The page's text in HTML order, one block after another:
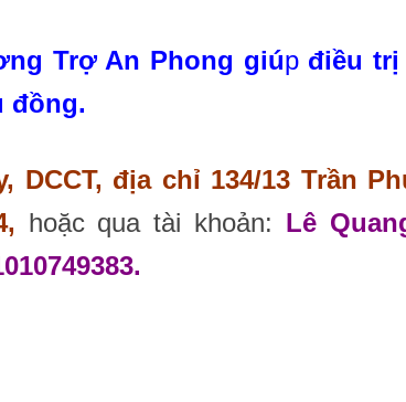
Trợ An Phong giúpđiều trị
đồng.
DCCT, địa chỉ 134/13 Trần
hoặc qua tài khoản: Lê